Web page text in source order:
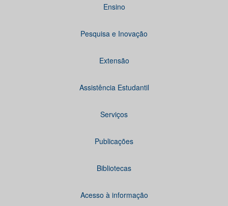
Ensino
Pesquisa e Inovação
Extensão
Assistência Estudantil
Serviços
Publicações
Bibliotecas
Acesso à informação